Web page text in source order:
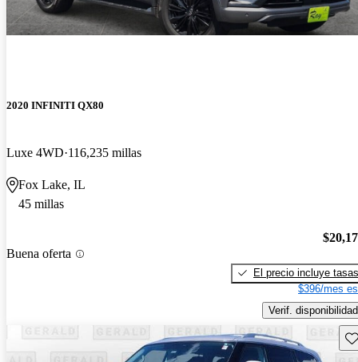
2020 INFINITI QX80
Luxe 4WD 116,235 millas
Fox Lake, IL
45 millas
Buena oferta
El precio incluye tasas
$396/mes
Verif. disponibilidad